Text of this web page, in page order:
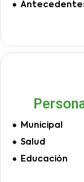
Municipal
Salud
Educación